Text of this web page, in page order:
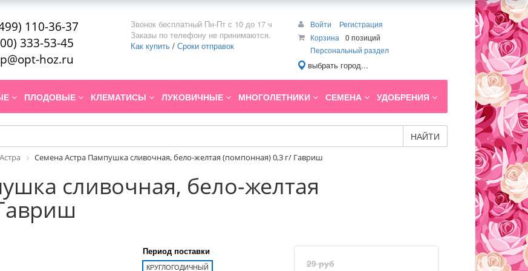
110-36-37
333-53-45
hoz.ru
Звонок бесплатный Пн-Пт с 10 до 17 ч
Заказы по телефону не принимаются.
Как купить / Сроки отправок
Войти
Регистрация
Корзина
0 позиций
Персональный раздел
выбрать город...
ПЛОДОВЫЕ КЛЕМАТИСЫ ЛУКОВИЧНЫЕ МНОГОЛЕТНИКИ СЕМЕНА УДОБРЕНИЯ
НАЙТИ
Астра Семена Астра Пампушка сливочная, бело-желтая (помпонная) 0,3 г/ Гавриш
сливочная, бело-желтая
Период поставки
КРУГЛОГОДИЧНЫЙ 29 руб